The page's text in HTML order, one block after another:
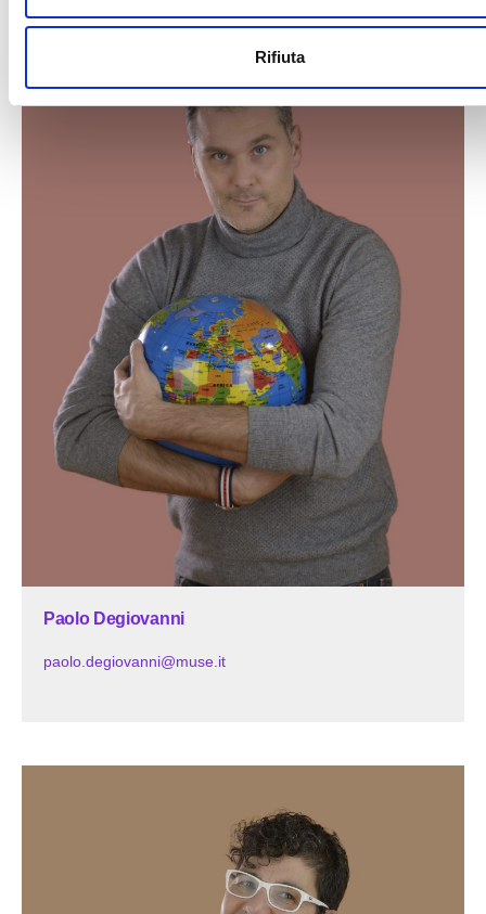
Rifiuta
Paolo Degiovanni
paolo.degiovanni@muse.it